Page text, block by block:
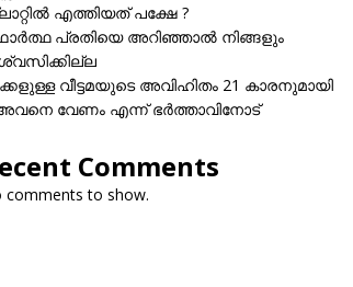
എത്തിയത് പക്ഷേ ?
പ്രതിയെ അറിഞ്ഞാൽ നിങ്ങളും
വീട്ടമയുടെ അവിഹിതം 21 കാരനുമായി
വേണം എന്ന് ഭർത്താവിനോട്
Comments
comments to show.